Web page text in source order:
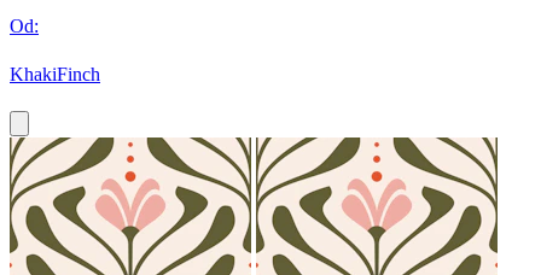
Od:
KhakiFinch